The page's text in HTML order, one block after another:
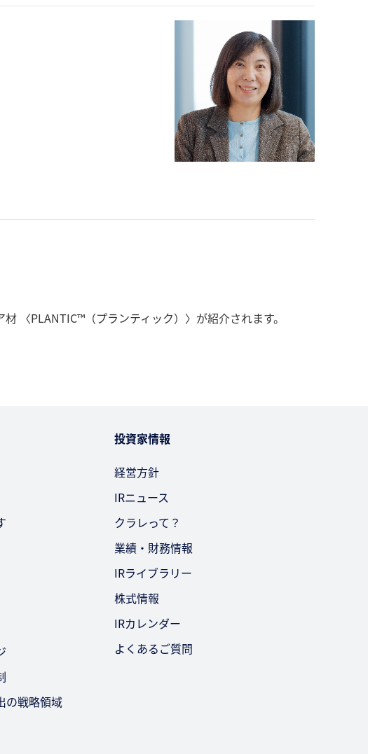
〈PLANTIC™（プランティック）〉が紹介されます。
の戦略領域
投資家情報
経営方針
IRニュース
クラレって？
業績・財務情報
IRライブラリー
株式情報
IRカレンダー
よくあるご質問